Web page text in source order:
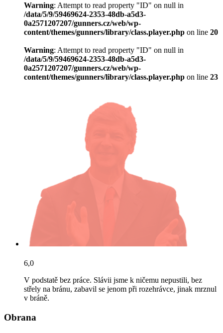
Warning: Attempt to read property "ID" on null in
/data/5/9/59469624-2353-48db-a5d3-
0a2571207207/gunners.cz/web/wp-
content/themes/gunners/library/class.player.php on line 20
Warning: Attempt to read property "ID" on null in
/data/5/9/59469624-2353-48db-a5d3-
0a2571207207/gunners.cz/web/wp-
content/themes/gunners/library/class.player.php on line 23
6,0
V podstatě bez práce. Slávii jsme k ničemu nepustili, bez
střely na bránu, zabavil se jenom při rozehrávce, jinak mrznul
v bráně.
Obrana